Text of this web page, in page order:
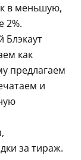
в меньшую,
2%.
Блэкаут
как
предлагаем
и
за тираж.